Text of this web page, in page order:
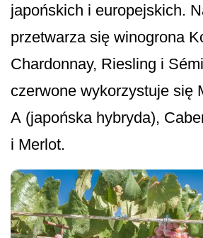
japońskich i europejskich.
przetwarza się winogrona
Chardonnay, Riesling i
czerwone wykorzystuje się
A (japońska hybryda),
i Merlot.